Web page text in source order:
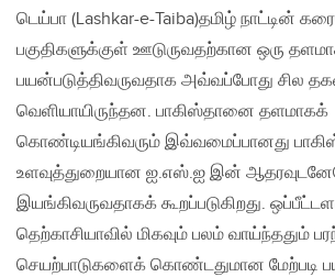
டெய்பா (Lashkar-e-Taiba)தமிழ் நாட்டின்
பகுதிகளுக்குள் ஊடுருவதற்கான ஒரு
பயன்படுத்திவருவதாக அவ்வப்போது சில
வெளியாயிருந்தன. பாகிஸ்தானை தளமாகக்
கொண்டியங்கிவரும் இவ்வமைப்பானது
உளவுத்துறையான ஐ.எஸ்.ஐ இன்
இயங்கிவருவதாகக் கூறப்படுகிறது.
தெற்காசியாவில் மிகவும் பலம் வாய்ந்ததும்
செயற்பாடுகளைக் கொண்டதுமான மேற்படி